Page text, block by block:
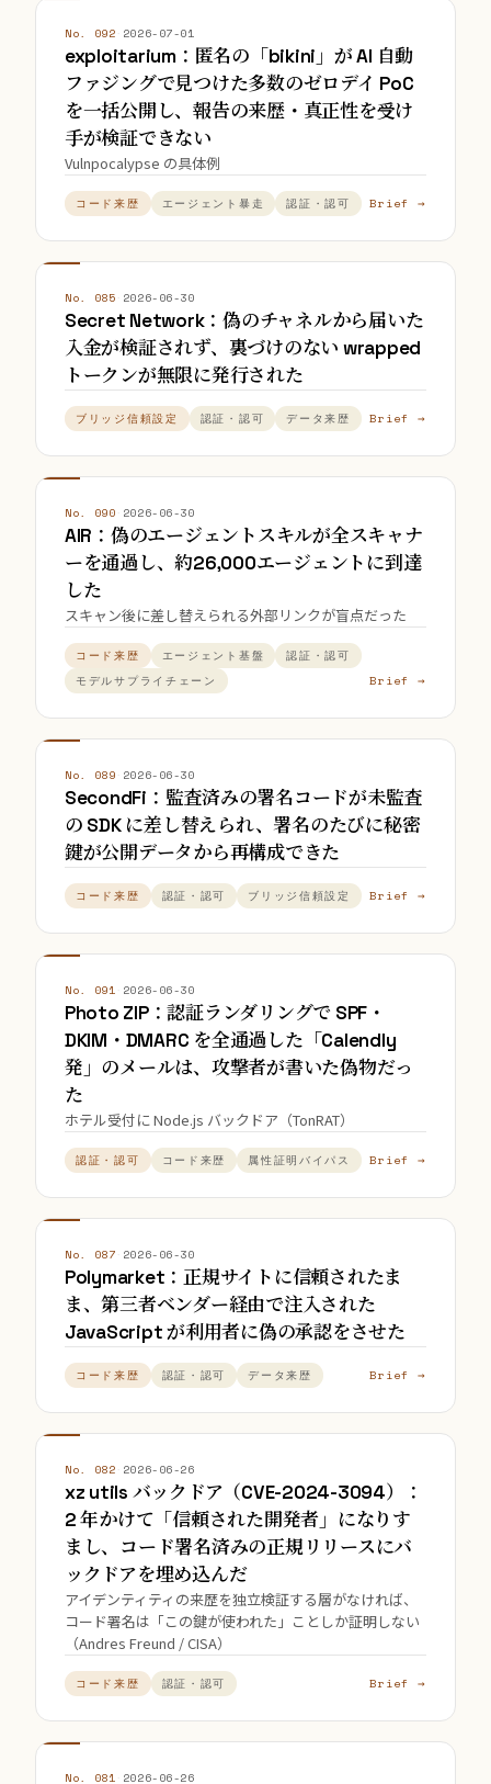
No. 092 2026-07-01
exploitarium：匿名の「bikini」が AI 自動
ファジングで見つけた多数のゼロデイ PoC
を一括公開し、報告の来歴・真正性を受け
手が検証できない
Vulnpocalypse の具体例
コード来歴 エージェント暴走 認証・認可 Brief →
No. 085 2026-06-30
Secret Network：偽のチャネルから届いた
入金が検証されず、裏づけのない wrapped
トークンが無限に発行された
ブリッジ信頼設定 認証・認可 データ来歴 Brief →
No. 090 2026-06-30
AIR：偽のエージェントスキルが全スキャナ
ーを通過し、約26,000エージェントに到達
した
スキャン後に差し替えられる外部リンクが盲点だった
コード来歴 エージェント基盤
認証・認可
モデルサプライチェーン
Brief →
No. 089 2026-06-30
SecondFi：監査済みの署名コードが未監査
の SDK に差し替えられ、署名のたびに秘密
鍵が公開データから再構成できた
コード来歴 認証・認可 ブリッジ信頼設定 Brief →
No. 091 2026-06-30
Photo ZIP：認証ランダリングで SPF・
DKIM・DMARC を全通過した「Calendly
発」のメールは、攻撃者が書いた偽物だっ
た
ホテル受付に Node.js バックドア（TonRAT）
認証・認可 コード来歴 属性証明バイパス Brief →
No. 087 2026-06-30
Polymarket：正規サイトに信頼されたま
ま、第三者ベンダー経由で注入された
JavaScript が利用者に偽の承認をさせた
コード来歴 認証・認可 データ来歴 Brief →
No. 082 2026-06-26
xz utils バックドア（CVE-2024-3094）：
2 年かけて「信頼された開発者」になりす
まし、コード署名済みの正規リリースにバ
ックドアを埋め込んだ
アイデンティティの来歴を独立検証する層がなければ、
コード署名は「この鍵が使われた」ことしか証明しない
（Andres Freund / CISA）
コード来歴 認証・認可 Brief →
No. 081 2026-06-26